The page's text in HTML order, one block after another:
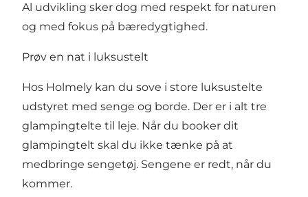
Al udvikling sker dog med respekt for naturen
og med fokus på bæredygtighed.
Prøv en nat i luksustelt
Hos Holmely kan du sove i store luksustelte
udstyret med senge og borde. Der er i alt tre
glampingtelte til leje. Når du booker dit
glampingtelt skal du ikke tænke på at
medbringe sengetøj. Sengene er redt, når du
kommer.